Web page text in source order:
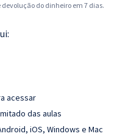
do dinheiro em 7 dias.
acessar
das aulas
iOS, Windows e Mac